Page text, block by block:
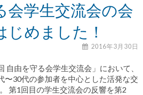
会学生交流会の会
じめました！
2016年3月30日
自由を守る会学生交流会」において、
〜30代の参加者を中心とした活発な交
第1回目の学生交流会の反響を第2